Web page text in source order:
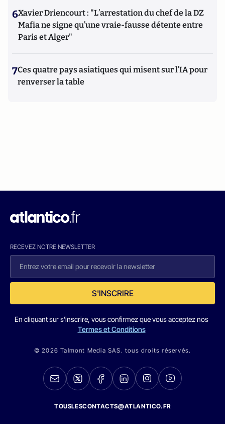
6Xavier Driencourt : "L’arrestation du chef de la DZ
Mafia ne signe qu’une vraie-fausse détente entre
Paris et Alger"
7Ces quatre pays asiatiques qui misent sur l’IA pour
renverser la table
RECEVEZ NOTRE NEWSLETTER
S'INSCRIRE
En cliquant sur s'inscrire, vous confirmez que vous acceptez nos
Termes et Conditions
© 2026 Talmont Media SAS. tous droits réservés.
TOUSLESCONTACTS@ATLANTICO.FR